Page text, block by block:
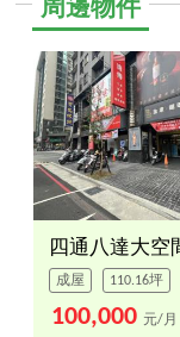
周邊物件
成屋 110.16坪
100,000 元/月